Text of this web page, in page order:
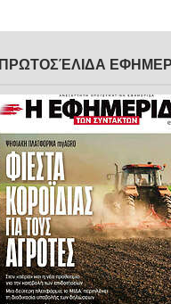
ΠΡΩΤΟΣΈΛΙΔΑ